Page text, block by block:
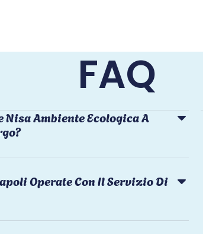
FAQ
Ambiente Ecologica A
Operate Con Il Servizio Di